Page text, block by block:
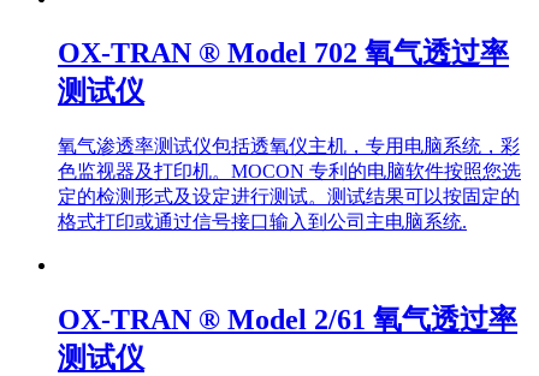
OX-TRAN ® Model 702 氧气透过率
测试仪
氧气渗透率测试仪包括透氧仪主机，专用电脑系统，彩
色监视器及打印机。MOCON 专利的电脑软件按照您选
定的检测形式及设定进行测试。测试结果可以按固定的
格式打印或通过信号接口输入到公司主电脑系统.
OX-TRAN ® Model 2/61 氧气透过率
测试仪